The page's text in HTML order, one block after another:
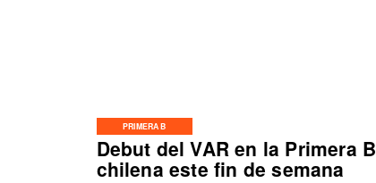
PRIMERA B
Debut del VAR en la Primera B
chilena este fin de semana